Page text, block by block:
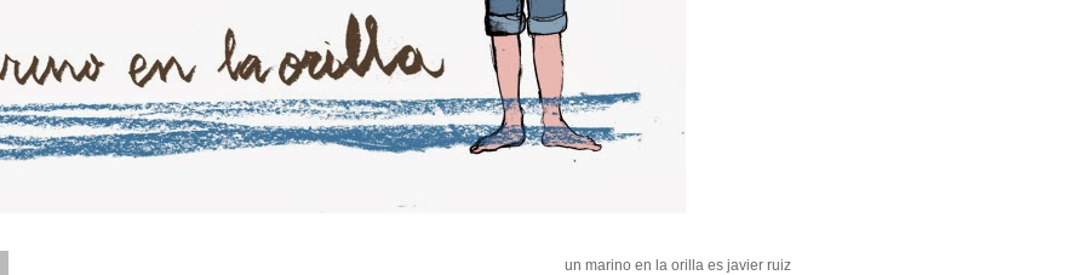
un marino en la orilla es javier ruiz